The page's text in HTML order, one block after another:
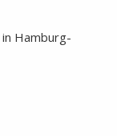
Hamburg-